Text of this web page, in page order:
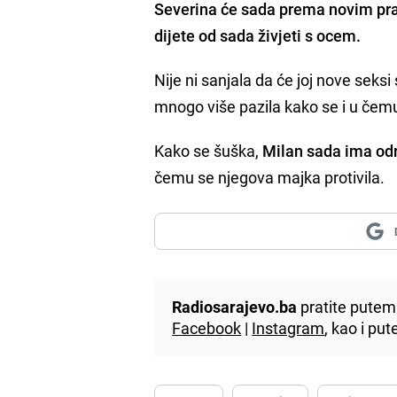
Severina će sada prema novim
dijete od sada živjeti s ocem.
Nije ni sanjala da će joj nove
mnogo više pazila kako se i u
Kako se šuška, Milan sada ima
čemu se njegova majka protivila.
Radiosarajevo.ba pratite
Facebook | Instagram, kao i